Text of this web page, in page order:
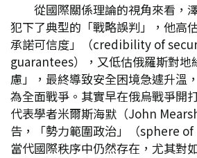
從國際關係理論的視角來看，
犯下了典型的「戰略誤判」，他高
承諾可信度」（credibility of
guarantees），又低估俄羅斯對地
慮」，最終導致安全困境急遽升溫
為全面戰爭。其實早在俄烏戰爭開
代表學者米爾斯海默（John
告，「勢力範圍政治」（sphere
當代國際秩序中仍然存在，尤其對